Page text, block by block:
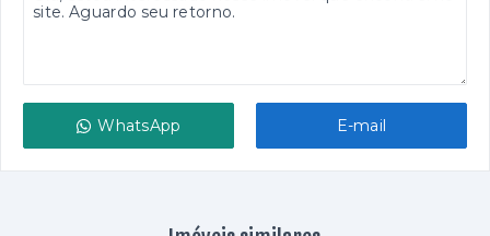
WhatsApp E-mail